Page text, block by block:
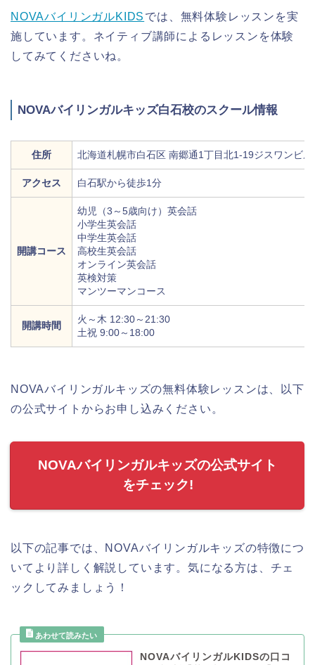
NOVAバイリンガルKIDS では、無料体験レッスンを実
施しています。ネイティブ講師によるレッスンを体験
してみてくださいね。
NOVAバイリンガルキッズ白石校のスクール情報
住所 北海道札幌市白石区 南郷通1丁目北1-19ジスワンビ
アクセス 白石駅から徒歩1分
開講コース
幼児（3～5歳向け）英会話
小学生英会話
中学生英会話
高校生英会話
オンライン英会話
英検対策
マンツーマンコース
開講時間
火～木 12:30～21:30
土祝 9:00～18:00
NOVAバイリンガルキッズの無料体験レッスンは、以下
の公式サイトからお申し込みください。
NOVAバイリンガルキッズの公式サイト
をチェック!
以下の記事では、NOVAバイリンガルキッズの特徴につ
いてより詳しく解説しています。気になる方は、チェ
ックしてみましょう！
NOVAバイリンガルKIDSの口コ